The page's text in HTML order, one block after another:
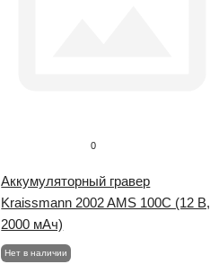
0
Аккумуляторный гравер
Kraissmann 2002 AMS 100C (12 В,
2000 мАч)
Нет в наличии